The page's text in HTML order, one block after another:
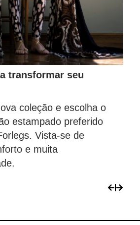
transformar seu
coleção e escolha o
estampado preferido
Vista-se de
e muita